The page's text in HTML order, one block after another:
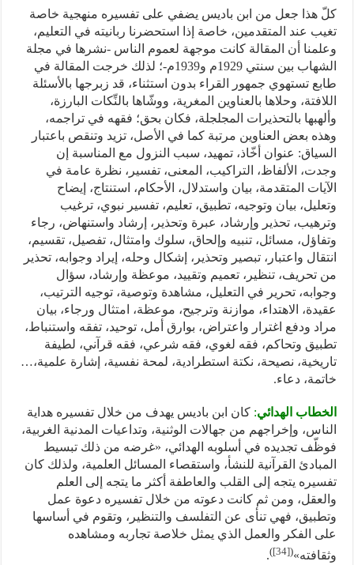
كلّ هذا جعل من ابن باديس يضفي على تفسيره منهجية خاصة
تغيب عند المتقدمين، خاصة إذا استحضرنا ربانيته في التعليم،
وعلمنا أن المقالة كانت موجهة لعموم الناس -نشرها في مجلة
الشهاب بين سنتي 1929م و1939م-؛ لذلك خرجت المقالة في
طابع تستهوي جمهور القراء بدون استثناء، قد زبرجها بالأسئلة
اللافتة، وحلاها بالعناوين المغرية، ووشّاها بالنِّكات البارزة،
وألهبها بالتحذيرات المجلجلة، فكان بحق؛ فقهه في تراجمه،
وهذه بعض العناوين مرتبة كما في الأصل، تزيد وتنقص باعتبار
السياق: عنوان أخّاذ، تمهيد، سبب النزول مع المناسبة إن
وجدت، الألفاظ، التراكيب، المعنى، تفسير، نظرة عامة في
الآيات المتقدمة، بيان واستدلال، الأحكام، استنتاج، إيضاح
وتعليل، بيان وتوجيه، تطبيق، تعليم، تفسير نبوي، ترغيب
وترهيب، تحذير وإرشاد، عبرة وتحذير، إرشاد واستنهاض، رجاء
وتفاؤل، مسائل، تنبيه وإلحاق، سلوك وامتثال، تفصيل، تقسيم،
انتقال واعتبار، تبصير وتحذير، إشكال وحله، إيراد وجوابه، تحذير
من تحريف، تنظير، تعميم وتقييد، موعظة وإرشاد، سؤال
وجوابه، تحرير في التعليل، مشاهدة وتوصية، توجيه الترتيب،
عقيدة، الاهتداء، موازنة وترجيح، موعظة، امتثال ورجاء، بيان
مراد ودفع اغترار واعتراض، بوارق أمل، توحيد، تفقه واستنباط،
تطبيق وتحاكم، فقه لغوي، فقه شرعي، فقه قرآني، لطيفة
تاريخية، نصيحة، نكتة استطرادية، لمحة نفسية، إشارة علمية،…
خاتمة، دعاء.
الخطاب الهدائي: كان ابن باديس يهدف من خلال تفسيره هداية
الناس، وإخراجهم من جهالات الوثنية، وتداعيات المدنية الغربية،
فوظّف تجديده في أسلوبه الهدائي، «غرضه من ذلك تبسيط
المبادئ القرآنية للنشأ، واستقصاء المسائل العلمية، ولذلك كان
تفسيره يتجه إلى القلب والعاطفة أكثر ما يتجه إلى العلم
والعقل، ومن ثم كانت دعوته من خلال تفسيره دعوة عمل
وتطبيق، فهي تنأى عن التفلسف والتنظير، وتقوم في أساسها
على الفكر والعمل الذي يمثل خلاصة تجاربه ومشاهده
وثقافته»(
[34]
)
.